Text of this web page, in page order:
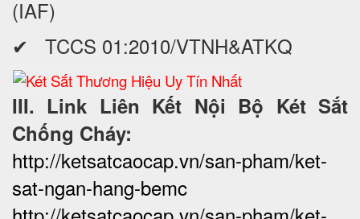
(IAF)
✔ TCCS 01:2010/VTNH&ATKQ
III. Link Liên Kết Nội Bộ Két Sắt
Chống Cháy:
http://ketsatcaocap.vn/san-pham/ket-
sat-ngan-hang-bemc